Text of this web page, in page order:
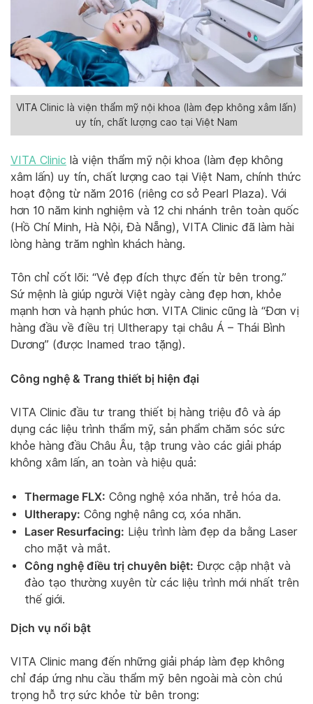
VITA Clinic là viện thẩm mỹ nội khoa (làm đẹp không xâm lấn)
uy tín, chất lượng cao tại Việt Nam
VITA Clinic là viện thẩm mỹ nội khoa (làm đẹp không
xâm lấn) uy tín, chất lượng cao tại Việt Nam, chính thức
hoạt động từ năm 2016 (riêng cơ sở Pearl Plaza). Với
hơn 10 năm kinh nghiệm và 12 chi nhánh trên toàn quốc
(Hồ Chí Minh, Hà Nội, Đà Nẵng), VITA Clinic đã làm hài
lòng hàng trăm nghìn khách hàng.
Tôn chỉ cốt lõi: “Vẻ đẹp đích thực đến từ bên trong.”
Sứ mệnh là giúp người Việt ngày càng đẹp hơn, khỏe
mạnh hơn và hạnh phúc hơn. VITA Clinic cũng là “Đơn vị
hàng đầu về điều trị Ultherapy tại châu Á – Thái Bình
Dương” (được Inamed trao tặng).
Công nghệ & Trang thiết bị hiện đại
VITA Clinic đầu tư trang thiết bị hàng triệu đô và áp
dụng các liệu trình thẩm mỹ, sản phẩm chăm sóc sức
khỏe hàng đầu Châu Âu, tập trung vào các giải pháp
không xâm lấn, an toàn và hiệu quả:
Thermage FLX: Công nghệ xóa nhăn, trẻ hóa da.
Ultherapy: Công nghệ nâng cơ, xóa nhăn.
Laser Resurfacing: Liệu trình làm đẹp da bằng Laser
cho mặt và mắt.
Công nghệ điều trị chuyên biệt: Được cập nhật và
đào tạo thường xuyên từ các liệu trình mới nhất trên
thế giới.
Dịch vụ nổi bật
VITA Clinic mang đến những giải pháp làm đẹp không
chỉ đáp ứng nhu cầu thẩm mỹ bên ngoài mà còn chú
trọng hỗ trợ sức khỏe từ bên trong: